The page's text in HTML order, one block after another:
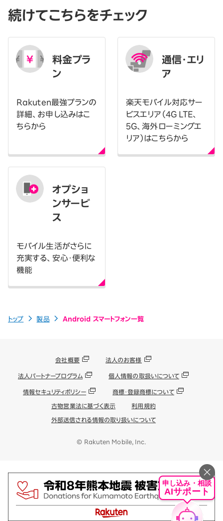
申し込み・相談
AIサポート
続けてこちらをチェック
料金プラ
ン
Rakuten最強プランの
詳細、お申し込みはこ
ちらから
通信・エリ
ア
楽天モバイル対応サー
ビスエリア（4G LTE、
5G、海外ローミングエ
リア）はこちらから
オプショ
ンサービ
ス
モバイル生活がさらに
充実する、安心・便利な
機能
トップ 製品 Android スマートフォン一覧
会社概要 法人のお客様
法人パートナープログラム 個人情報の取扱いについて
情報セキュリティポリシー 商標・登録商標について
古物営業法に基づく表示 利用規約
外部送信される情報の取り扱いについて
© Rakuten Mobile, Inc.